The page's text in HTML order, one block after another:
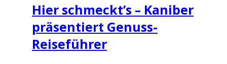
Hier schmeckt’s – Kaniber
präsentiert Genuss-
Reiseführer